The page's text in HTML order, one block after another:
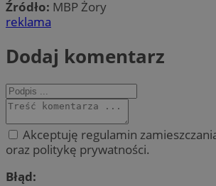
Źródło: MBP Żory
reklama
Dodaj komentarz
Akceptuję regulamin
oraz politykę prywatności.
Błąd: